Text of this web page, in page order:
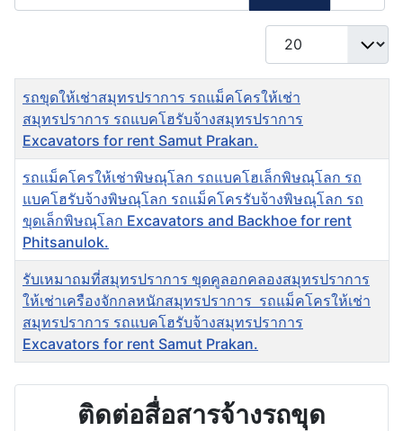
แสดง #
ชื่อ
รถขุดให้เช่าสมุทรปราการ รถแม็คโครให้เช่า
สมุทรปราการ รถแบคโฮรับจ้างสมุทรปราการ
Excavators for rent Samut Prakan.
รถแม็คโครให้เช่าพิษณุโลก รถแบคโฮเล็กพิษณุโลก รถ
แบคโฮรับจ้างพิษณุโลก รถแม็คโครรับจ้างพิษณุโลก รถ
ขุดเล็กพิษณุโลก Excavators and Backhoe for rent
Phitsanulok.
รับเหมาถมที่สมุทรปราการ ขุดคูลอกคลองสมุทรปราการ
ให้เช่าเครืองจักกลหนักสมุทรปราการ รถแม็คโครให้เช่า
สมุทรปราการ รถแบคโฮรับจ้างสมุทรปราการ
Excavators for rent Samut Prakan.
ติดต่อสื่อสารจ้างรถขุด